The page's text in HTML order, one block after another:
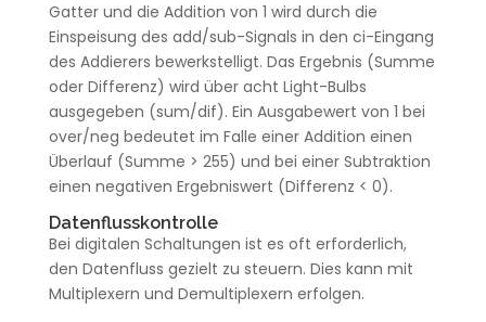
Gatter und die Addition von 1 wird durch die
Einspeisung des add/sub-Signals in den ci-Eingang
des Addierers bewerkstelligt. Das Ergebnis (Summe
oder Differenz) wird über acht Light-Bulbs
ausgegeben (sum/dif). Ein Ausgabewert von 1 bei
over/neg bedeutet im Falle einer Addition einen
Überlauf (Summe > 255) und bei einer Subtraktion
einen negativen Ergebniswert (Differenz < 0).
Datenflusskontrolle
Bei digitalen Schaltungen ist es oft erforderlich,
den Datenfluss gezielt zu steuern. Dies kann mit
Multiplexern und Demultiplexern erfolgen.